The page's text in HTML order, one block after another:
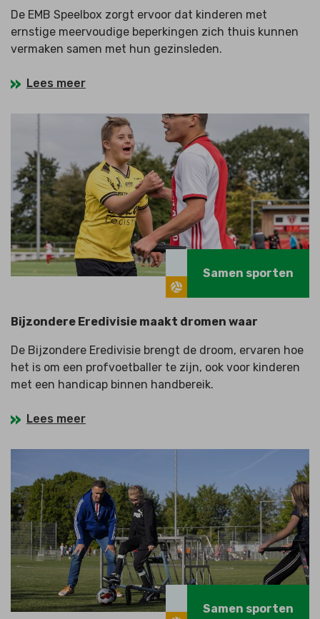
De EMB Speelbox zorgt ervoor dat kinderen met
ernstige meervoudige beperkingen zich thuis kunnen
vermaken samen met hun gezinsleden.
Lees meer
Samen sporten
Bijzondere Eredivisie maakt dromen waar
De Bijzondere Eredivisie brengt de droom, ervaren hoe
het is om een profvoetballer te zijn, ook voor kinderen
met een handicap binnen handbereik.
Lees meer
Samen sporten